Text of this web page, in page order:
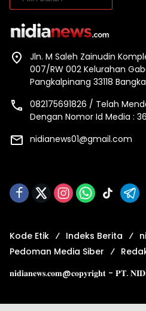
Jln. M Saleh Zainudin
007/RW 002 Kelurahan
Pangkalpinang 33118
082175691826 / Telah
Dengan Nomor Id Media :
nidianews01@gmail.com
Kode Etik Indeks Berita
Pedoman Media Siber
𝐧𝐢𝐝𝐢𝐚𝐧𝐞𝐰𝐬.𝐜𝐨𝐦@𝐜𝐨𝐩𝐲𝐫𝐢𝐠𝐡𝐭 - 𝐏𝐓.